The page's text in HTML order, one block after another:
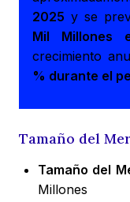
2025 y se
Mil Millones
crecimiento
% durante el
Tamaño del
Tamaño del
Millones